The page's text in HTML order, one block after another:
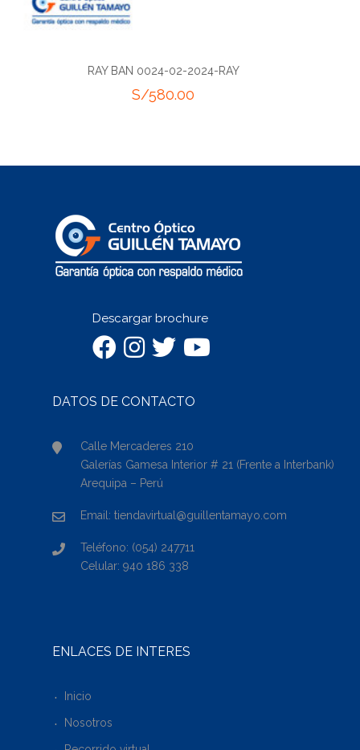
RAY BAN 0008-02-2024-RAY
S/650.00
Descargar brochure
DATOS DE CONTACTO
Calle Mercaderes 210
Galerías Gamesa Interior # 21 (Frente a Interbank)
Arequipa – Perú
Email: tiendavirtual@guillentamayo.com
Teléfono: (054) 247711
Celular: 940 186 338
ENLACES DE INTERÉS
Inicio
Nosotros